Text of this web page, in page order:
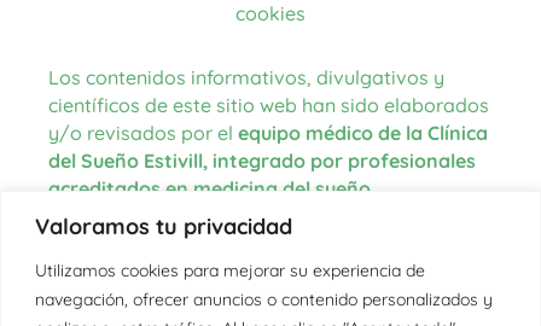
Valoramos tu privacidad
Utilizamos cookies para mejorar su experiencia de
navegación, ofrecer anuncios o contenido personalizados y
cookies
Los contenidos informativos, divulgativos y
científicos de este sitio web han sido elaborados
y/o revisados por el equipo médico de la Clínica
del Sueño Estivill, integrado por profesionales
acreditados en medicina del sueño
Las fuentes de información utilizadas para la
redacción de los contenidos proceden de
literatura científica actualizada, guías clínicas
internacionales, organismos oficiales en el